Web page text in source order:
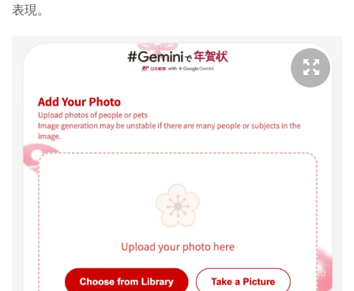
表現。